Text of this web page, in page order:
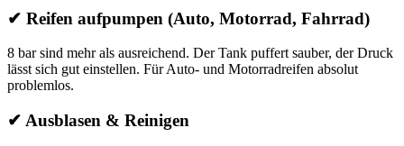
✔ Reifen aufpumpen (Auto, Motorrad, Fahrrad)
8 bar sind mehr als ausreichend. Der Tank puffert sauber, der Druck
lässt sich gut einstellen. Für Auto- und Motorradreifen absolut
problemlos.
✔ Ausblasen & Reinigen